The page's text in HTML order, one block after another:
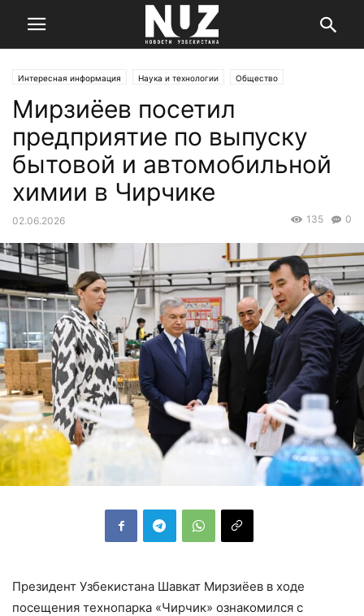
Интересная информация Наука и технологии Общество
Мирзиёев посетил
предприятие по выпуску
бытовой и автомобильной
химии в Чирчике
02.06.2026 0
135
Президент Узбекистана Шавкат Мирзиёев в ходе
посещения технопарка «Чирчик» ознакомился с